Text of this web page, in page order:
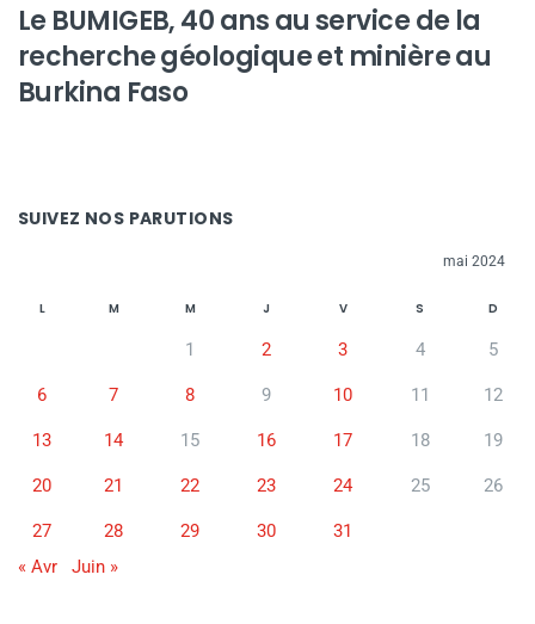
Le BUMIGEB, 40 ans au service de la
recherche géologique et minière au
Burkina Faso
SUIVEZ NOS PARUTIONS
mai 2024
L M M J V S D
1 2 3 4 5
6 7 8 9 10 11 12
13 14 15 16 17 18 19
20 21 22 23 24 25 26
27 28 29 30
31
« Avr
Juin »